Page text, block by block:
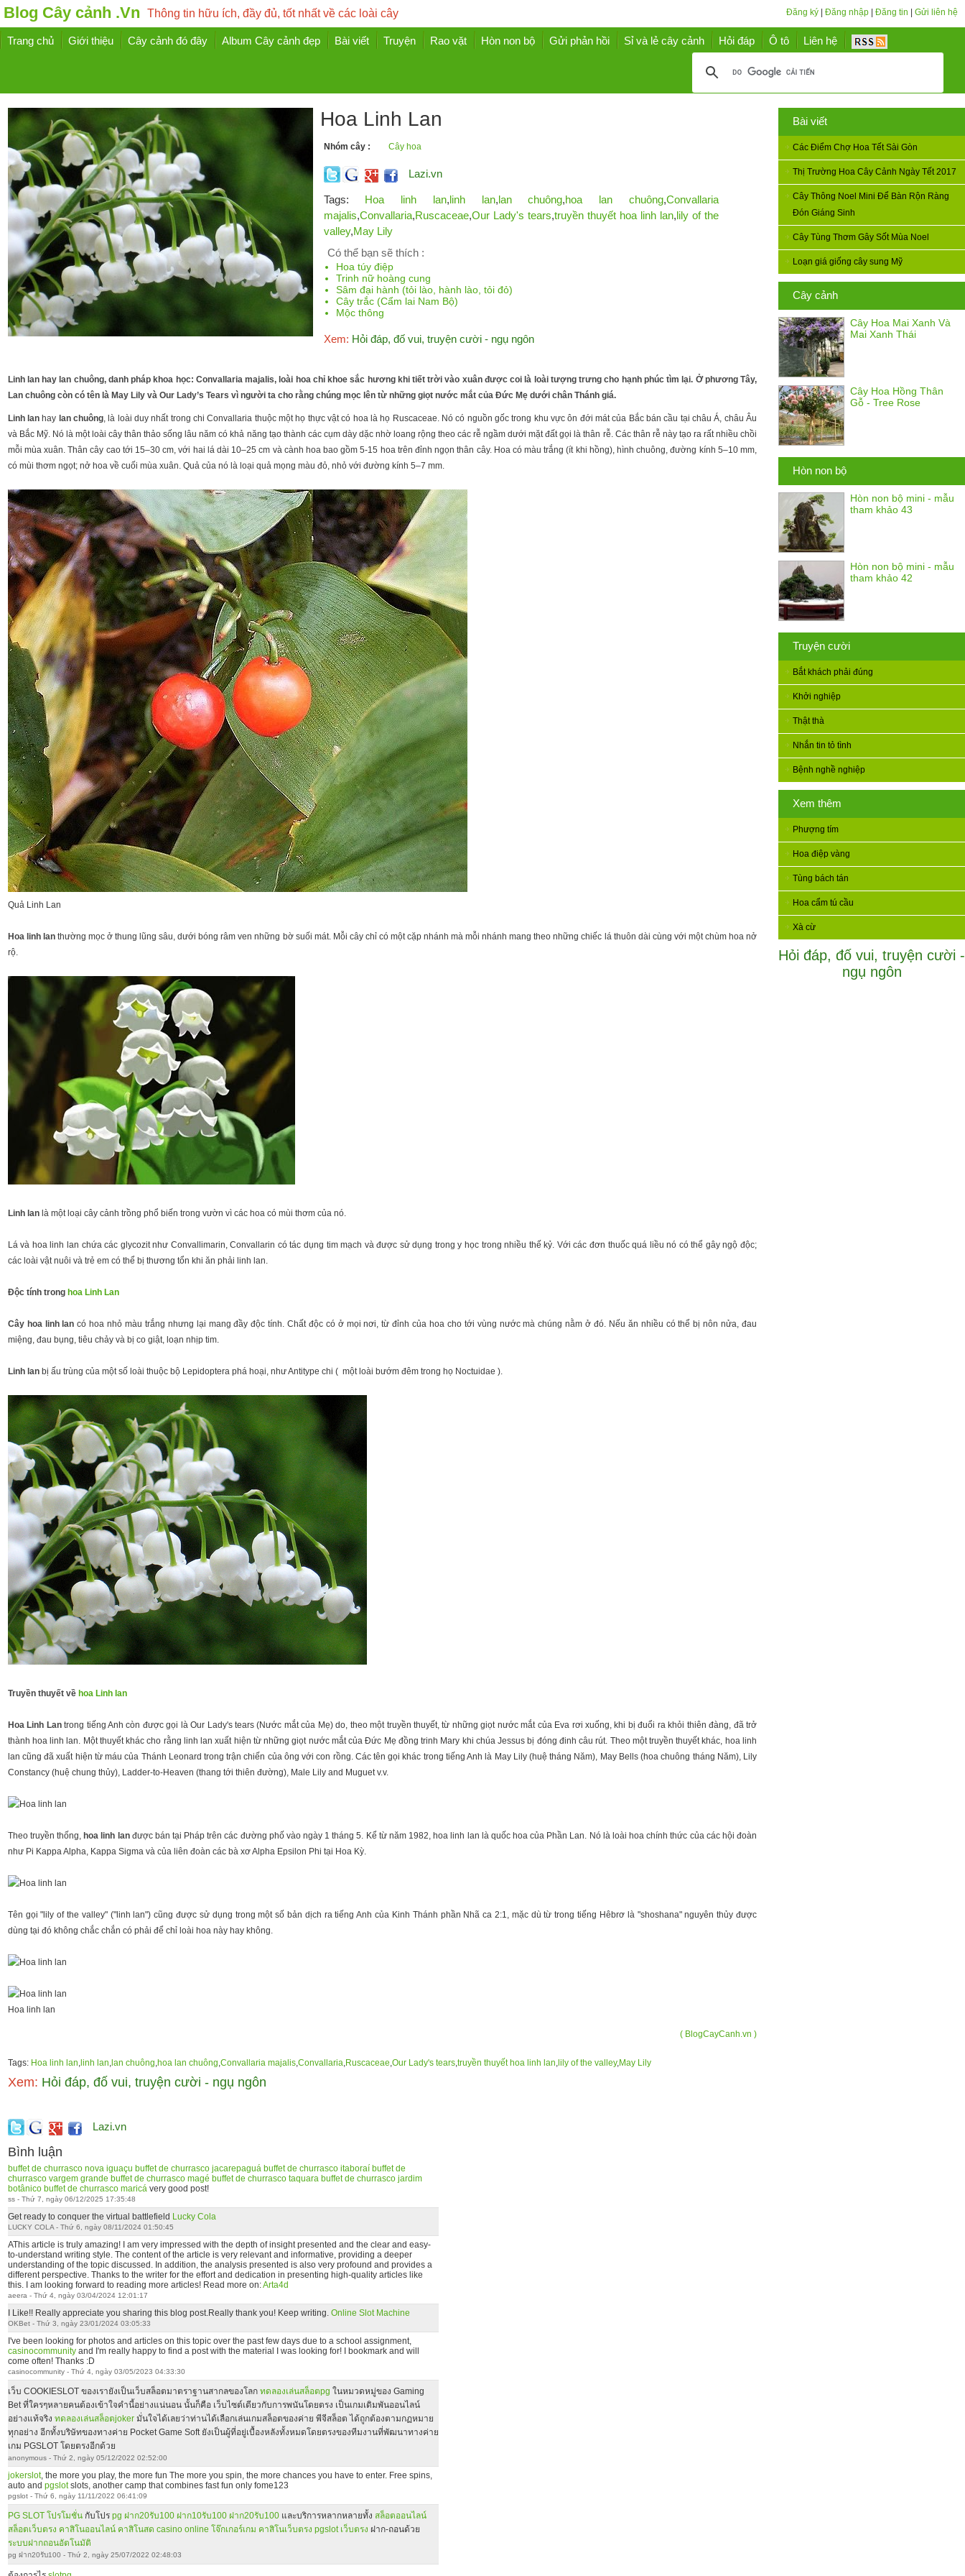
Blog Cây cảnh .Vn Thông tin hữu ích, đầy đủ, tốt nhất về các loài cây Đăng ký Đăng nhập Đăng tin Gửi liên hệ
Trang chủ Giới thiệu Cây cảnh đó đây Album Cây cảnh đẹp Bài viết Truyện Rao vặt Hòn non bộ Gửi phản hồi Sỉ và lẻ cây cảnh Hỏi đáp Ô tô Liên hệ
Bài viết
Các Điểm Chợ Hoa Tết Sài Gòn
Thị Trường Hoa Cây Cảnh Ngày Tết 2017
Cây Thông Noel Mini Để Bàn Rộn Ràng
Đón Giáng Sinh
Cây Tùng Thơm Gây Sốt Mùa Noel
Loạn giá giống cây sung Mỹ
Cây cảnh
Cây Hoa Mai Xanh Và
Mai Xanh Thái
Cây Hoa Hồng Thân
Gỗ - Tree Rose
Hòn non bộ
Hòn non bộ mini - mẫu
tham khảo 43
Hòn non bộ mini - mẫu
tham khảo 42
Truyện cười
Bắt khách phải đúng
Khởi nghiệp
Thật thà
Nhắn tin tỏ tình
Bệnh nghề nghiệp
Xem thêm
Phượng tím
Hoa điệp vàng
Tùng bách tán
Hoa cẩm tú cầu
Xà cừ
Hỏi đáp, đố vui, truyện cười -
ngụ ngôn
Hoa Linh Lan
Nhóm cây : Cây hoa
Lazi.vn
Tags: Hoa linh lan,linh lan,lan chuông,hoa lan chuông,Convallaria
majalis,Convallaria,Ruscaceae,Our Lady's tears,truyền thuyết hoa linh lan,lily of the
valley,May Lily
Có thể bạn sẽ thích :
Hoa túy điệp
Trinh nữ hoàng cung
Sâm đại hành (tỏi lào, hành lào, tỏi đỏ)
Cây trắc (Cẩm lai Nam Bộ)
Mộc thông
Xem: Hỏi đáp, đố vui, truyện cười - ngụ ngôn
Linh lan hay lan chuông, danh pháp khoa học: Convallaria majalis, loài hoa chỉ khoe sắc hương khi tiết trời vào xuân được coi là loài tượng trưng cho hạnh phúc tìm lại. Ở phương Tây,
Lan chuông còn có tên là May Lily và Our Lady’s Tears vì người ta cho rằng chúng mọc lên từ những giọt nước mắt của Đức Mẹ dưới chân Thánh giá.
Linh lan hay lan chuông, là loài duy nhất trong chi Convallaria thuộc một họ thực vật có hoa là họ Ruscaceae. Nó có nguồn gốc trong khu vực ôn đới mát của Bắc bán cầu tại châu Á, châu Âu
và Bắc Mỹ. Nó là một loài cây thân thảo sống lâu năm có khả năng tạo thành các cụm dày dặc nhờ loang rộng theo các rễ ngầm dưới mặt đất gọi là thân rễ. Các thân rễ này tạo ra rất nhiều chồi
mỗi mùa xuân. Thân cây cao tới 15–30 cm, với hai lá dài 10–25 cm và cành hoa bao gồm 5-15 hoa trên đỉnh ngọn thân cây. Hoa có màu trắng (ít khi hồng), hình chuông, đường kính 5–10 mm,
có mùi thơm ngọt; nở hoa về cuối mùa xuân. Quả của nó là loại quả mọng màu đỏ, nhỏ với đường kính 5–7 mm.
Quả Linh Lan
Hoa linh lanthường mọc ở thung lũng sâu, dưới bóng râm ven những bờ suối mát. Mỗi cây chỉ có một cặp nhánh mà mỗi nhánh mang theo những chiếc lá thuôn dài cùng với một chùm hoa nở
rộ.
Linh lanlà một loại cây cảnh trồng phổ biến trong vườn vì các hoa có mùi thơm của nó.
Lá và hoa linh lan chứa các glycozit như Convallimarin, Convallarin có tác dụng tim mạch và được sử dụng trong y học trong nhiều thế kỷ. Với các đơn thuốc quá liều nó có thể gây ngộ độc;
các loài vật nuôi và trẻ em có thể bị thương tổn khi ăn phải linh lan.
Độc tính trong hoa Linh Lan
Cây hoa linh lan có hoa nhỏ màu trắng nhưng lại mang đầy độc tính. Chất độc có ở mọi nơi, từ đỉnh của hoa cho tới vùng nước mà chúng nằm ở đó. Nếu ăn nhiều có thể bị nôn nửa, đau
miệng, đau bụng, tiêu chảy và bị co giật, loạn nhịp tim.
Linh lanbị ấu trùng của một số loài thuộc bộ Lepidoptera phá hoại, như Antitype chi ( một loài bướm đêm trong họ Noctuidae ).
Truyền thuyết về hoa Linh lan
Hoa Linh Lantrong tiếng Anh còn được gọi là Our Lady's tears (Nước mắt của Mẹ) do, theo một truyền thuyết, từ những giọt nước mắt của Eva rơi xuống, khi bị đuổi ra khỏi thiên đàng, đã trở
thành hoa linh lan. Một thuyết khác cho rằng linh lan xuất hiện từ những giọt nước mắt của Đức Mẹ đồng trinh Mary khi chúa Jessus bị đóng đinh câu rút. Theo một truyền thuyết khác, hoa linh
lan cũng đã xuất hiện từ máu của Thánh Leonard trong trận chiến của ông với con rồng. Các tên gọi khác trong tiếng Anh là May Lily (huệ tháng Năm), May Bells (hoa chuông tháng Năm), Lily
Constancy (huệ chung thủy), Ladder-to-Heaven (thang tới thiên đường), Male Lily and Muguet v.v.
Theo truyền thống, hoa linh lanđược bán tại Pháp trên các đường phố vào ngày 1 tháng 5. Kể từ năm 1982, hoa linh lan là quốc hoa của Phần Lan. Nó là loài hoa chính thức của các hội đoàn
như Pi Kappa Alpha, Kappa Sigma và của liên đoàn các bà xơ Alpha Epsilon Phi tại Hoa Kỳ.
Tên gọi "lily of the valley" ("linh lan") cũng được sử dụng trong một số bản dịch ra tiếng Anh của Kinh Thánh phần Nhã ca 2:1, mặc dù từ trong tiếng Hêbrơ là "shoshana" nguyên thủy được
dùng tại đó không chắc chắn có phải để chỉ loài hoa này hay không.
Hoa linh lan
( BlogCayCanh.vn )
Tags: Hoa linh lan,linh lan,lan chuông,hoa lan chuông,Convallaria majalis,Convallaria,Ruscaceae,Our Lady's tears,truyền thuyết hoa linh lan,lily of the valley,May Lily
Xem: Hỏi đáp, đố vui, truyện cười - ngụ ngôn
Lazi.vn
Bình luận
buffet de churrasco nova iguaçu buffet de churrasco jacarepaguá buffet de churrasco itaboraí buffet de
churrasco vargem grande buffet de churrasco magé buffet de churrasco taquara buffet de churrasco jardim
botânico buffet de churrasco maricávery good post!
ss - Thứ 7, ngày 06/12/2025 17:35:48
Get ready to conquer the virtual battlefield Lucky Cola
LUCKY COLA - Thứ 6, ngày 08/11/2024 01:50:45
AThis article is truly amazing! I am very impressed with the depth of insight presented and the clear and easy-
to-understand writing style. The content of the article is very relevant and informative, providing a deeper
understanding of the topic discussed. In addition, the analysis presented is also very profound and provides a
different perspective. Thanks to the writer for the effort and dedication in presenting high-quality articles like
this. I am looking forward to reading more articles! Read more on:Arta4d
aeera - Thứ 4, ngày 03/04/2024 12:01:17
I Like!! Really appreciate you sharing this blog post.Really thank you! Keep writing. Online Slot Machine
OKBet - Thứ 3, ngày 23/01/2024 03:05:33
I've been looking for photos and articles on this topic over the past few days due to a school assignment,
casinocommunityand I'm really happy to find a post with the material I was looking for! I bookmark and will
come often! Thanks :D
casinocommunity - Thứ 4, ngày 03/05/2023 04:33:30
เว็บ COOKIESLOT ของเรายังเป็นเว็บสล็อตมาตราฐานสากลของโลก ทดลองเล่นสล็อตpg ในหมวดหมู่ของ Gaming
Bet ที่ใครๆหลายคนต้องเข้าใจคำนี้อย่างแน่นอน นั้นก็คือ เว็บไซต์เดียวกับการพนันโดยตรง เป็นเกมเดิมพันออนไลน์
อย่างแท้จริง ทดลองเล่นสล็อตjokerมั่นใจได้เลยว่าท่านได้เลือกเล่นเกมสล็อตของค่าย พีจีสล็อต ได้ถูกต้องตามกฏหมาย
ทุกอย่าง อีกทั้งบริษัทของทางค่าย Pocket Game Soft ยังเป็นผู้ที่อยู่เบื้องหลังทั้งหมดโดยตรงของทีมงานที่พัฒนาทางค่าย
เกม PGSLOT โดยตรงอีกด้วย
anonymous - Thứ 2, ngày 05/12/2022 02:52:00
jokerslot, the more you play, the more fun The more you spin, the more chances you have to enter. Free spins,
auto and pgslotslots, another camp that combines fast fun only fome123
pgslot - Thứ 6, ngày 11/11/2022 06:41:09
PG SLOT โปรโมชั่นกับโปร pg ฝาก20รับ100 ฝาก10รับ100 ฝาก20รับ100และบริการหลากหลายทั้ง สล็อตออนไลน์
สล็อตเว็บตรง คาสิโนออนไลน์ คาสิโนสด casino online โจ๊กเกอร์เกม คาสิโนเว็บตรง pgslot เว็บตรง ฝาก-ถอนด้วย
ระบบฝากถอนอัตโนมัติ
pg ฝาก20รับ100 - Thứ 2, ngày 25/07/2022 02:48:03